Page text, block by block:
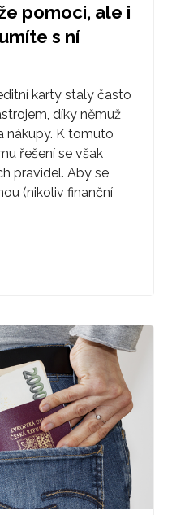
pomoci, ale i
s ní
karty staly často
díky němuž
nákupy. K tomuto
řešení se však
pravidel. Aby se
(nikoliv finanční